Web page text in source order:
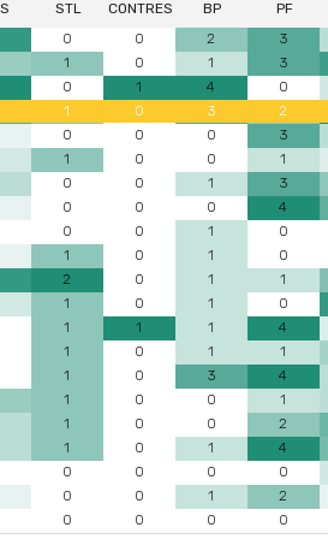
STL CONTRES BP PF
0 0 2 3
1 0 1 3
0 1 4 0
1 0 3 2
0 0 0 3
1 0 0 1
0 0 1 3
0 0 0 4
0 0 1 0
1 0 1 0
2 0 1 1
1 0 1 0
1 1 1 4
1 0 1 1
1 0 3 4
1 0 0 1
1 0 0 2
1 0 1 4
0 0 0 0
0 0 1 2
0 0 0 0